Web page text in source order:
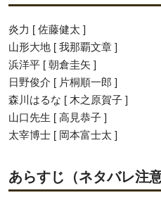
炎力 [ 佐藤健太 ]
山形大地 [ 我那覇文章 ]
浜洋平 [ 朝倉圭矢 ]
日野俊介 [ 片桐順一郎 ]
森川はるな [ 木之原賀子 ]
山口先生 [ 高見恭子 ]
太宰博士 [ 岡本富士太 ]
あらすじ（ネタバレ注意